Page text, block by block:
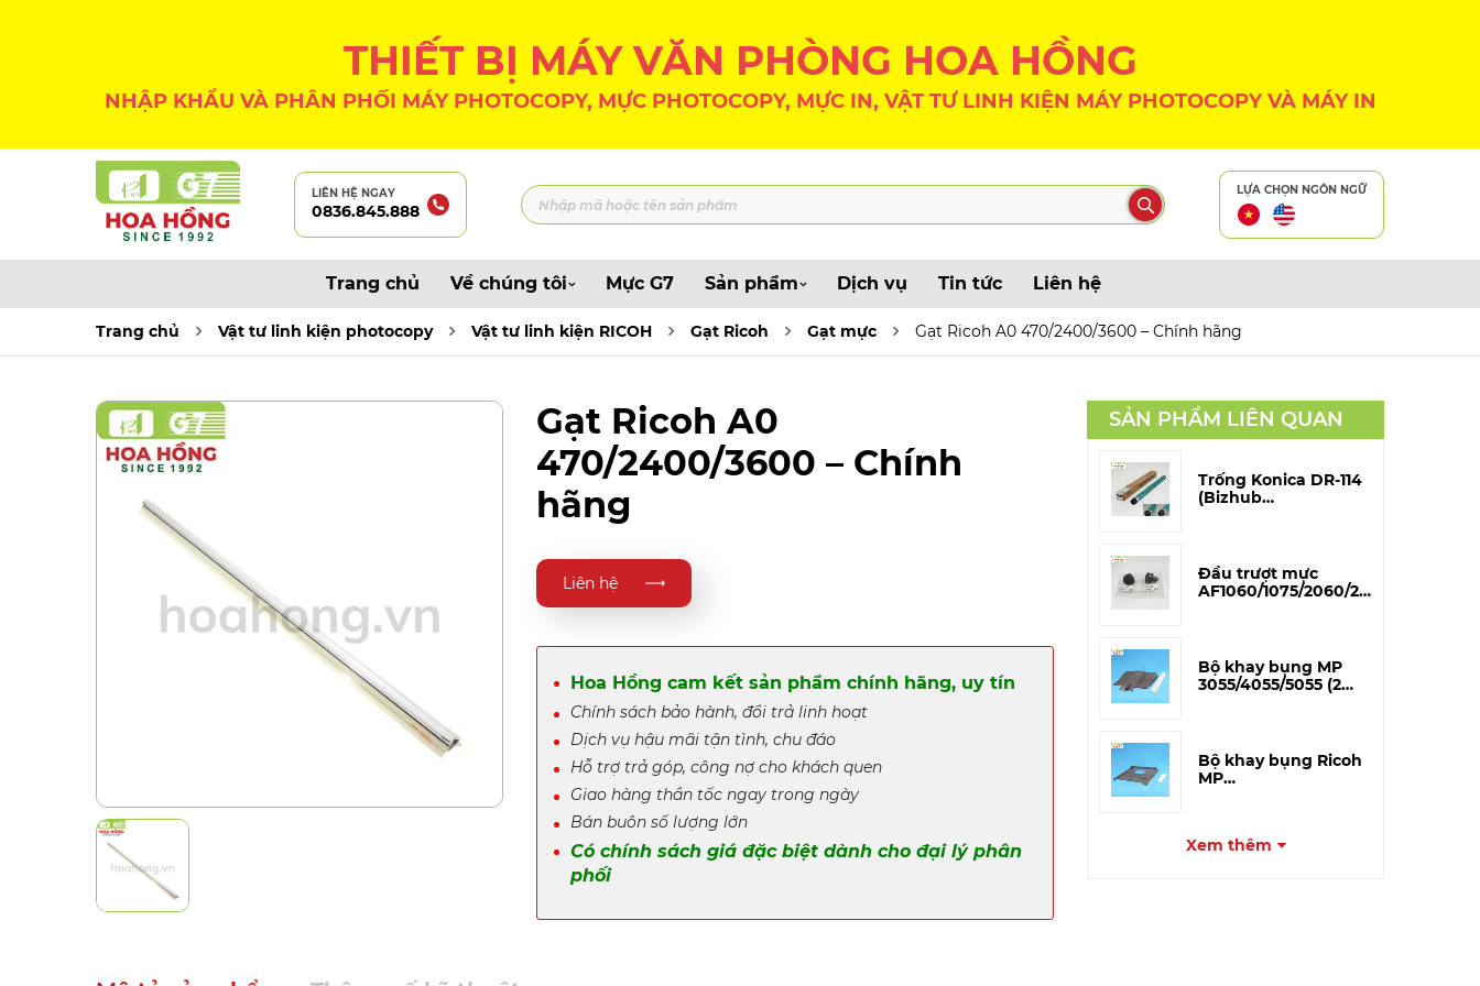
THIẾT BỊ MÁY VĂN PHÒNG HOA HỒNG
NHẬP KHẨU VÀ PHÂN PHỐI MÁY PHOTOCOPY, MỰC PHOTOCOPY, MỰC IN, VẬT TƯ LINH KIỆN MÁY PHOTOCOPY VÀ MÁY IN
LIÊN HỆ NGAY
0836.845.888
LỰA CHỌN NGÔN NGỮ
Trang chủ Về chúng tôi Mực G7 Sản phẩm Dịch vụ Tin tức Liên hệ
Trang chủ Vật tư linh kiện photocopy Vật tư linh kiện RICOH Gạt Ricoh Gạt mực Gạt Ricoh A0 470/2400/3600 – Chính hãng
Gạt Ricoh A0
470/2400/3600 – Chính
hãng
Liên hệ
Hoa Hồng cam kết sản phẩm chính hãng, uy tín
Chính sách bảo hành, đổi trả linh hoạt
Dịch vụ hậu mãi tận tình, chu đáo
Hỗ trợ trả góp, công nợ cho khách quen
Giao hàng thần tốc ngay trong ngày
Bán buôn số lượng lớn
Có chính sách giá đặc biệt dành cho đại lý phân
phối
SẢN PHẨM LIÊN QUAN
Trống Konica DR-114
(Bizhub
Đầu trượt mực
AF1060/1075/2060/2075
Bộ khay bụng MP
3055/4055/5055 (2
Bộ khay bụng Ricoh
MP
Xem thêm